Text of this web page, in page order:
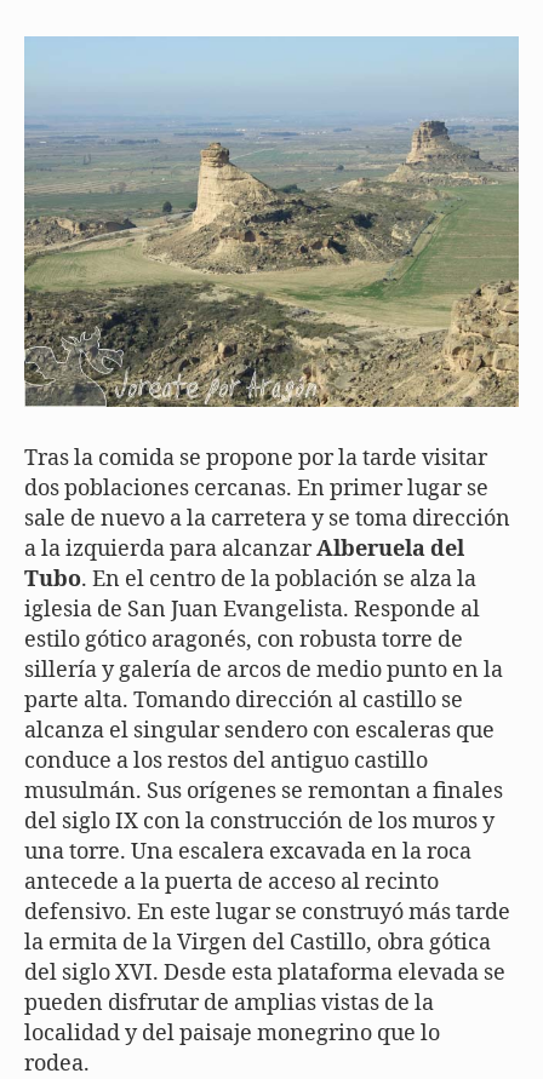
Tras la comida se propone por la tarde visitar
dos poblaciones cercanas. En primer lugar se
sale de nuevo a la carretera y se toma dirección
a la izquierda para alcanzarAlberuela del
Tubo. En el centro de la población se alza la
iglesia de San Juan Evangelista. Responde al
estilo gótico aragonés, con robusta torre de
sillería y galería de arcos de medio punto en la
parte alta. Tomando dirección al castillo se
alcanza el singular sendero con escaleras que
conduce a los restos del antiguo castillo
musulmán. Sus orígenes se remontan a finales
del siglo IX con la construcción de los muros y
una torre. Una escalera excavada en la roca
antecede a la puerta de acceso al recinto
defensivo. En este lugar se construyó más tarde
la ermita de la Virgen del Castillo, obra gótica
del siglo XVI. Desde esta plataforma elevada se
pueden disfrutar de amplias vistas de la
localidad y del paisaje monegrino que lo
rodea.